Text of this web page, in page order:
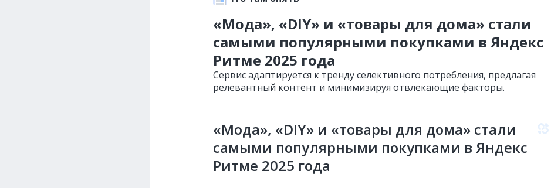
«Мода», «DIY» и «товары для дома» стали
самыми популярными покупками в Яндекс
Ритме 2025 года
Сервис адаптируется к тренду селективного потребления, предлагая
релевантный контент и минимизируя отвлекающие факторы.
«Мода», «DIY» и «товары для дома» стали
самыми популярными покупками в Яндекс
Ритме 2025 года